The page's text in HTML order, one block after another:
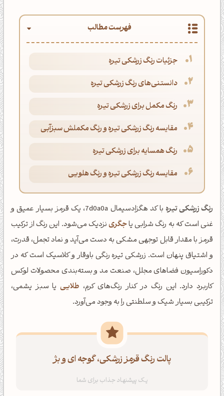
فهرست مطالب
جزئیات رنگ زرشکی تیره
دانستنی‌های رنگ زرشکی تیره
رنگ مکمل برای زرشکی تیره
مقایسه رنگ زرشکی تیره و رنگ مکملش سبزآبی
رنگ همسایه برای زرشکی تیره
مقایسه رنگ زرشکی تیره و رنگ هلویی
رنگ زرشکی تیره
با کد هگزادسیمال 7d0a0a، یک قرمز بسیار عمیق و
غنی است که به رنگ شرابی یاجگرینزدیک می‌شود. این رنگ از ترکیب
قرمز با مقدار قابل توجهی مشکی به دست می‌آید و نماد تجمل، قدرت،
و اشتیاق پنهان است. زرشکی تیره رنگی باوقار و کلاسیک است که در
دکوراسیون فضاهای مجلل، صنعت مد و بسته‌بندی محصولات لوکس
کاربرد دارد. این رنگ در کنار رنگ‌های کرم، طلایی یا سبز یشمی،
ترکیبی بسیار شیک و سلطنتی را به وجود می‌آورد.
پالت رنگ قرمز زرشکی، گوجه ای و بژ